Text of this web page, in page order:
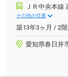
ＪＲ中央本線
その他の交通
築13年3ヶ月 / 2
愛知県春日井